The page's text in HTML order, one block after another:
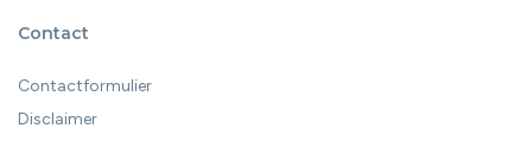
Contact
Contactformulier
Disclaimer